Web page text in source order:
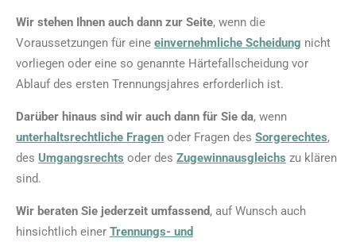
Wir stehen Ihnen auch dann zur Seite, wenn die
Voraussetzungen für eine einvernehmliche Scheidung nicht
vorliegen oder eine so genannte Härtefallscheidung vor
Ablauf des ersten Trennungsjahres erforderlich ist.
Darüber hinaus sind wir auch dann für Sie da, wenn
unterhaltsrechtliche Fragen oder Fragen des Sorgerechtes,
des Umgangsrechts oder des Zugewinnausgleichs zu klären
sind.
Wir beraten Sie jederzeit umfassend, auf Wunsch auch
hinsichtlich einer Trennungs- und